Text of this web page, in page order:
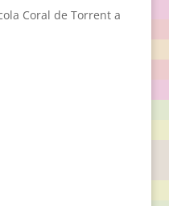
Coral de Torrent a